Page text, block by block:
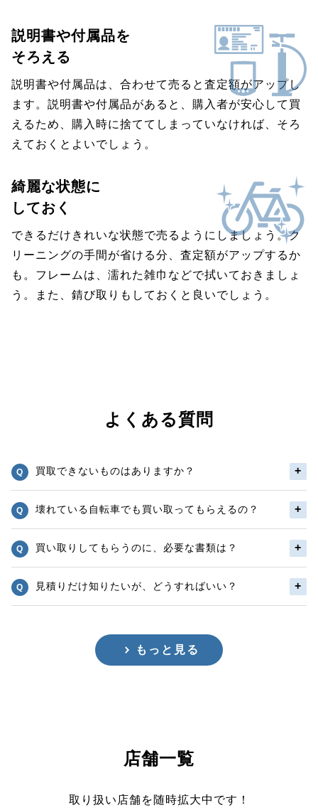
説明書や付属品を
そろえる
説明書や付属品は、合わせて売ると査定額がアップし
ます。説明書や付属品があると、購入者が安心して買
えるため、購入時に捨ててしまっていなければ、そろ
えておくとよいでしょう。
綺麗な状態に
しておく
できるだけきれいな状態で売るようにしましょう。ク
リーニングの手間が省ける分、査定額がアップするか
も。フレームは、濡れた雑巾などで拭いておきましょ
う。また、錆び取りもしておくと良いでしょう。
よくある質問
買取できないものはありますか？
壊れている自転車でも買い取ってもらえるの？
買い取りしてもらうのに、必要な書類は？
見積りだけ知りたいが、どうすればいい？
もっと見る
店舗一覧
取り扱い店舗を随時拡大中です！